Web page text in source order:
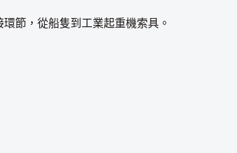
節，從船隻到工業起重機索具。